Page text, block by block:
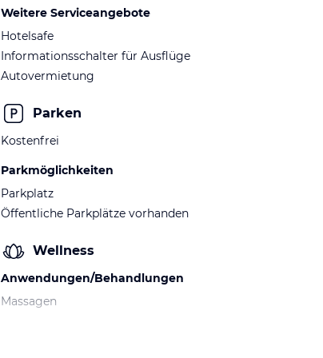
Weitere Serviceangebote
Hotelsafe
Informationsschalter für Ausflüge
Autovermietung
Parken
Kostenfrei
Parkmöglichkeiten
Parkplatz
Öffentliche Parkplätze vorhanden
Wellness
Anwendungen/Behandlungen
Massagen